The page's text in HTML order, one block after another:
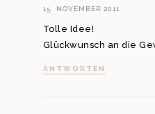
15. NOVEMBER 2011
Tolle Idee!
Glückwunsch an die
ANTWORTEN